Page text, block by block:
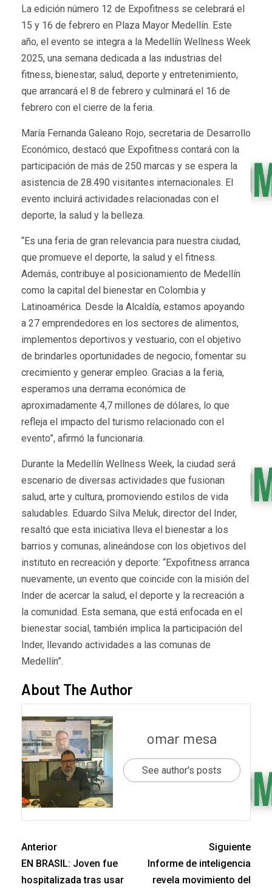
La edición número 12 de Expofitness se celebrará el
15 y 16 de febrero en Plaza Mayor Medellín. Este
año, el evento se integra a la Medellín Wellness Week
2025, una semana dedicada a las industrias del
fitness, bienestar, salud, deporte y entretenimiento,
que arrancará el 8 de febrero y culminará el 16 de
febrero con el cierre de la feria.
María Fernanda Galeano Rojo, secretaria de Desarrollo
Económico, destacó que Expofitness contará con la
participación de más de 250 marcas y se espera la
asistencia de 28.490 visitantes internacionales. El
evento incluirá actividades relacionadas con el
deporte, la salud y la belleza.
“Es una feria de gran relevancia para nuestra ciudad,
que promueve el deporte, la salud y el fitness.
Además, contribuye al posicionamiento de Medellín
como la capital del bienestar en Colombia y
Latinoamérica. Desde la Alcaldía, estamos apoyando
a 27 emprendedores en los sectores de alimentos,
implementos deportivos y vestuario, con el objetivo
de brindarles oportunidades de negocio, fomentar su
crecimiento y generar empleo. Gracias a la feria,
esperamos una derrama económica de
aproximadamente 4,7 millones de dólares, lo que
refleja el impacto del turismo relacionado con el
evento”, afirmó la funcionaria.
Durante la Medellín Wellness Week, la ciudad será
escenario de diversas actividades que fusionan
salud, arte y cultura, promoviendo estilos de vida
saludables. Eduardo Silva Meluk, director del Inder,
resaltó que esta iniciativa lleva el bienestar a los
barrios y comunas, alineándose con los objetivos del
instituto en recreación y deporte: “Expofitness arranca
nuevamente, un evento que coincide con la misión del
Inder de acercar la salud, el deporte y la recreación a
la comunidad. Esta semana, que está enfocada en el
bienestar social, también implica la participación del
Inder, llevando actividades a las comunas de
Medellín”.
About The Author
omar mesa
See author's posts
Anterior
EN BRASIL: Joven fue
hospitalizada tras usar
Siguiente
Informe de inteligencia
revela movimiento del